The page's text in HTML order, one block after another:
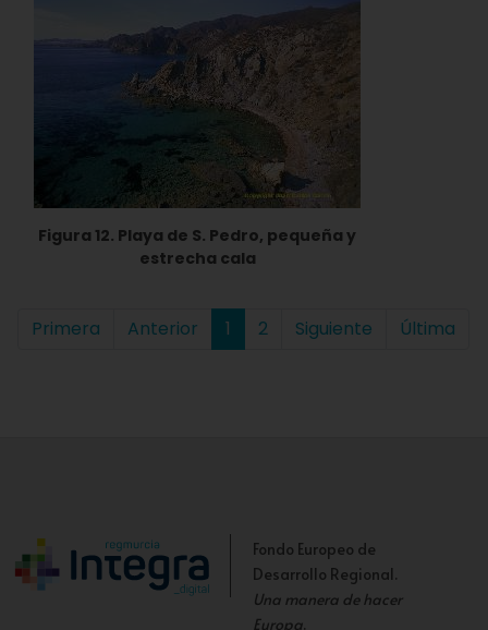
Figura 12. Playa de S. Pedro, pequeña y
estrecha cala
Primera Anterior 1 2 Siguiente Última
Fondo Europeo de
Desarrollo Regional.
Una manera de hacer
Europa.